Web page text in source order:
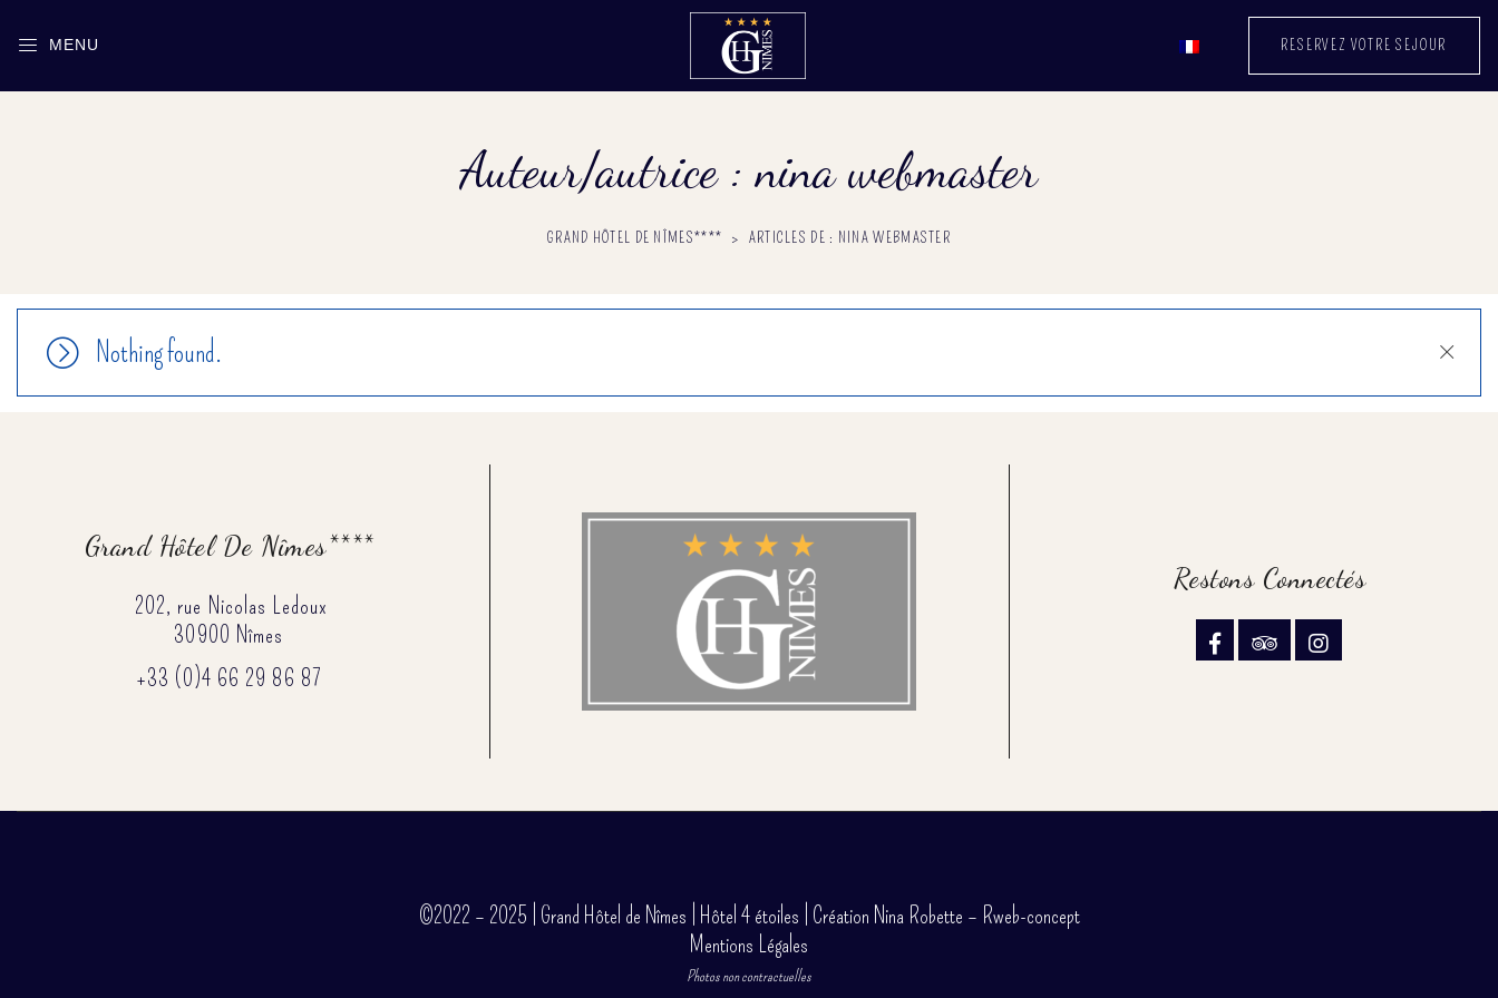
MENU RESERVEZ VOTRE SEJOUR
Auteur/autrice :nina webmaster
GRAND HÔTEL DE NÎMES**** > ARTICLES DE : NINA WEBMASTER
Close
Nothing found.
Grand Hôtel De Nîmes****
202, rue Nicolas Ledoux
30900 Nîmes
+33 (0)4 66 29 86 87
Restons Connectés
©2022 – 2025 | Grand Hôtel de Nîmes | Hôtel 4 étoiles | Création Nina Robette – Rweb-concept
Mentions Légales
Photos non contractuelles